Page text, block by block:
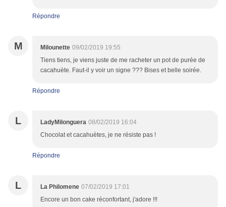
Répondre
M Milounette 09/02/2019 19:55
Tiens tiens, je viens juste de me racheter un pot de purée de
cacahuète. Faut-il y voir un signe ??? Bises et belle soirée.
Répondre
L LadyMilonguera 08/02/2019 16:04
Chocolat et cacahuètes, je ne résiste pas !
Répondre
L La Philomene 07/02/2019 17:01
Encore un bon cake réconfortant, j'adore !!!